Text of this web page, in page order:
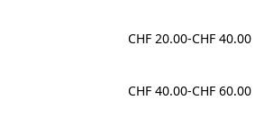
CHF 20.00-CHF 40.00
CHF 40.00-CHF 60.00